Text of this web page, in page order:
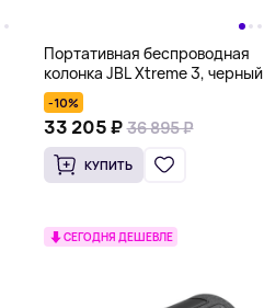
Портативная беспроводная
колонка JBL Xtreme 3, черный
-10%
33 205 ₽ 36 895 ₽
КУПИТЬ
СЕГОДНЯ ДЕШЕВЛЕ